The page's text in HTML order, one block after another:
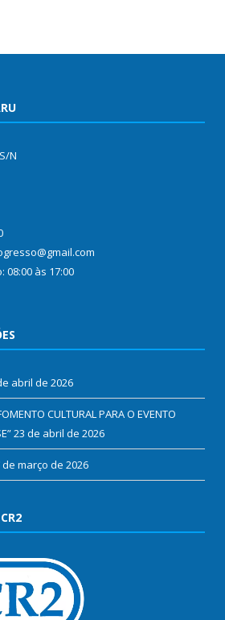
N
às 17:00
abril de 2026
CULTURAL PARA O EVENTO
23 de abril de 2026
de março de 2026